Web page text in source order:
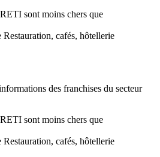
sont moins chers que
Restauration, cafés, hôtellerie
des franchises du secteur
sont moins chers que
Restauration, cafés, hôtellerie